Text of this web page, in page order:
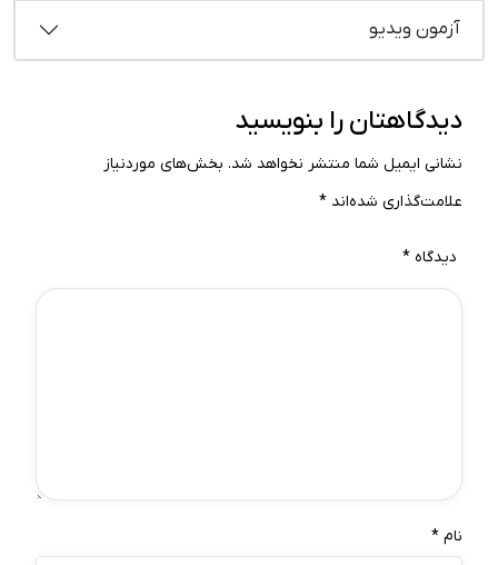
آزمون ویدیو
دیدگاهتان را بنویسید
نشانی ایمیل شما منتشر نخواهد شد. بخش‌های موردنیاز
علامت‌گذاری شده‌اند *
دیدگاه *
نام *